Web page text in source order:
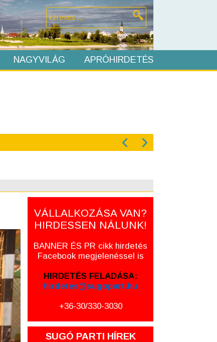
NAGYVILÁG APRÓHIRDETÉS
‹ ›
VÁLLALKOZÁSA VAN?
HIRDESSEN NÁLUNK!
BANNER ÉS PR cikk hirdetés
Facebook megjelenéssel is
HIRDETÉS FELADÁSA:
hirdetes@sugopart.hu
+36-30/330-3030
SUGÓ PARTI HÍREK